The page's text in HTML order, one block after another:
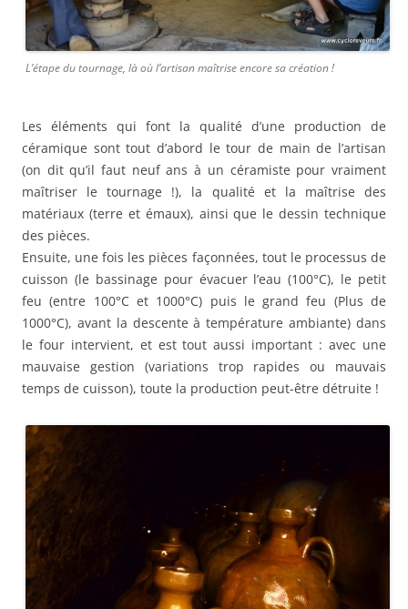
L’étape du tournage, là où l’artisan maîtrise encore sa création !
Les éléments qui font la qualité d’une production de
céramique sont tout d’abord le tour de main de l’artisan
(on dit qu’il faut neuf ans à un céramiste pour vraiment
maîtriser le tournage !), la qualité et la maîtrise des
matériaux (terre et émaux), ainsi que le dessin technique
des pièces.
Ensuite, une fois les pièces façonnées, tout le processus de
cuisson (le bassinage pour évacuer l’eau (100°C), le petit
feu (entre 100°C et 1000°C) puis le grand feu (Plus de
1000°C), avant la descente à température ambiante) dans
le four intervient, et est tout aussi important : avec une
mauvaise gestion (variations trop rapides ou mauvais
temps de cuisson), toute la production peut-être détruite !